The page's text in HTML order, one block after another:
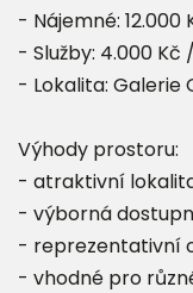
- Nájemné:
- Služby: 4.000 Kč
- Lokalita: Galerie
Výhody prostoru:
- atraktivní
- výborná
- reprezentativní
- vhodné pro